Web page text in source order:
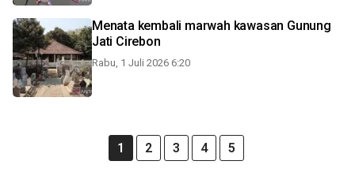
Menata kembali marwah kawasan Gunung
Jati Cirebon
Rabu, 1 Juli 2026 6:20
1 2 3 4 5